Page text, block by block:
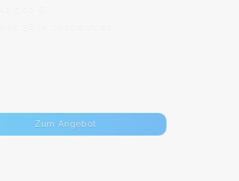
Ab 5,00 €
Max. 36 TeilnehmerInnen
Zum Angebot